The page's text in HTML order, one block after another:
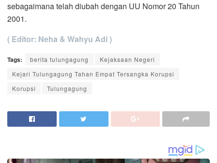
sebagaimana telah diubah dengan UU Nomor 20 Tahun
2001.
( Editor: Neha & Wahyu Adi )
Tags: berita tulungagung
Kejaksaan Negeri
Kejari Tulungagung Tahan Empat Tersangka Korupsi
Korupsi
Tulungagung